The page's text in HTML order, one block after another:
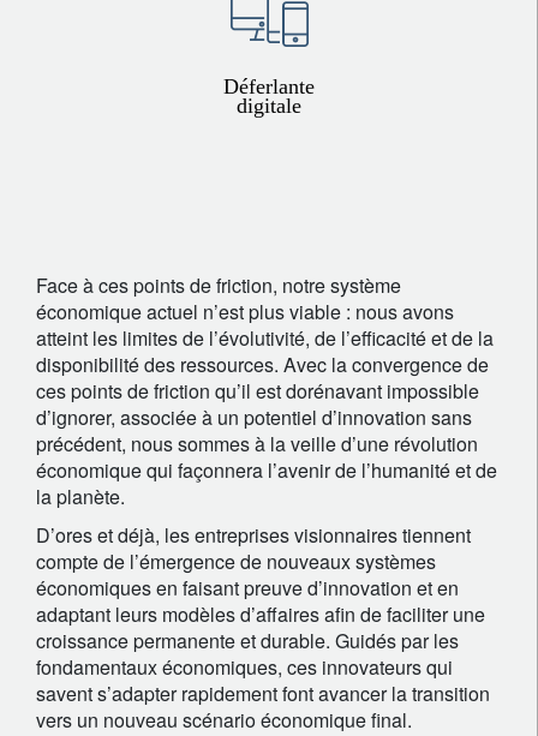
Déferlante
digitale
Face à ces points de friction, notre système
économique actuel n’est plus viable : nous avons
atteint les limites de l’évolutivité, de l’efficacité et de la
disponibilité des ressources. Avec la convergence de
ces points de friction qu’il est dorénavant impossible
d’ignorer, associée à un potentiel d’innovation sans
précédent, nous sommes à la veille d’une révolution
économique qui façonnera l’avenir de l’humanité et de
la planète.
D’ores et déjà, les entreprises visionnaires tiennent
compte de l’émergence de nouveaux systèmes
économiques en faisant preuve d’innovation et en
adaptant leurs modèles d’affaires afin de faciliter une
croissance permanente et durable. Guidés par les
fondamentaux économiques, ces innovateurs qui
savent s’adapter rapidement font avancer la transition
vers un nouveau scénario économique final.